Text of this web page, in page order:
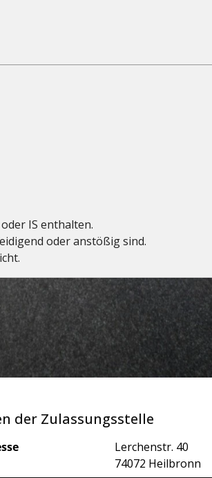
der Zulassungsstelle
Lerchenstr. 40
74072 Heilbronn